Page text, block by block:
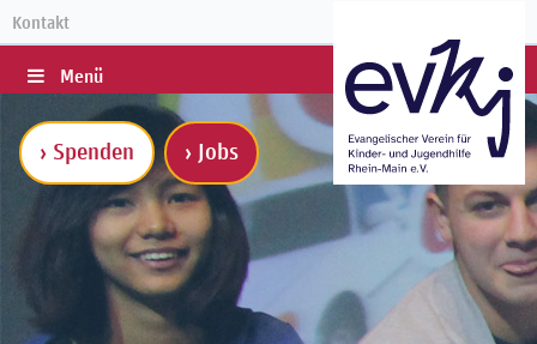
Kontakt
Menü
› Spenden › Jobs